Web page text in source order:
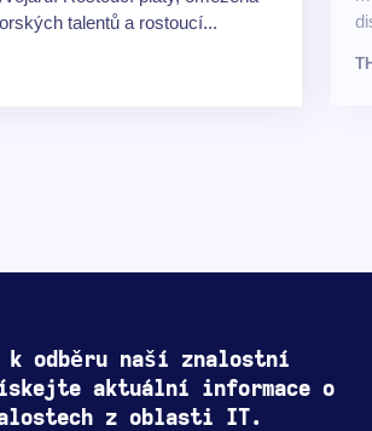
talentů a rostoucí...
k odběru naší znalostní
aktuální informace o
z oblasti IT.